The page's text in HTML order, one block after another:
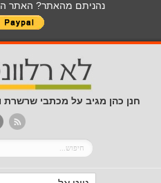
נהניתם מהאתר? האתר
חנן כהן מגיב על מכתבי שרשרת